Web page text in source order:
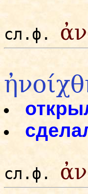
сл.ф.
сл.ф.